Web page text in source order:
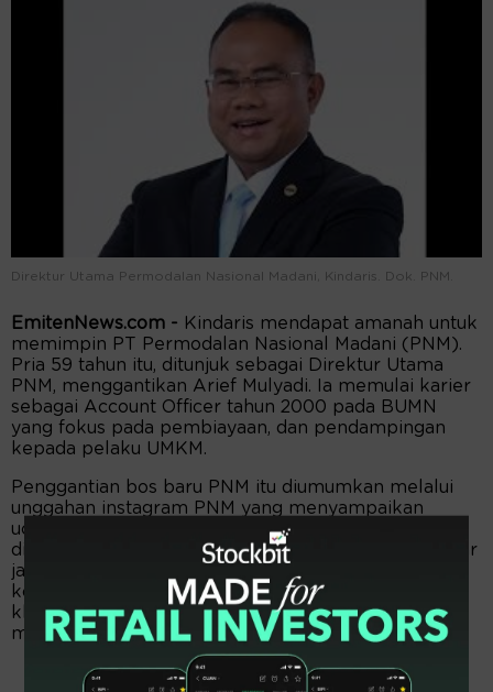
Direktur Utama Permodalan Nasional Madani, Kindaris. Dok. PNM.
EmitenNews.com - Kindaris mendapat amanah untuk
memimpin PT Permodalan Nasional Madani (PNM).
Pria 59 tahun itu, ditunjuk sebagai Direktur Utama
PNM, menggantikan Arief Mulyadi. Ia memulai karier
sebagai Account Officer tahun 2000 pada BUMN
yang fokus pada pembiayaan, dan pendampingan
kepada pelaku UMKM.
Penggantian bos baru PNM itu diumumkan melalui
unggahan instagram PNM yang menyampaikan
ucapan selamat atas amanah baru kepada jajaran
direksi perseroan. PNM menyampaikan harapan agar
jajaran direksi baru dapat terus menghadirkan
kontribusi terbaik bagi masyarakat Indonesia,
khususnya dalam pemberdayaan pelaku usaha ultra
mikro dan UMKM.